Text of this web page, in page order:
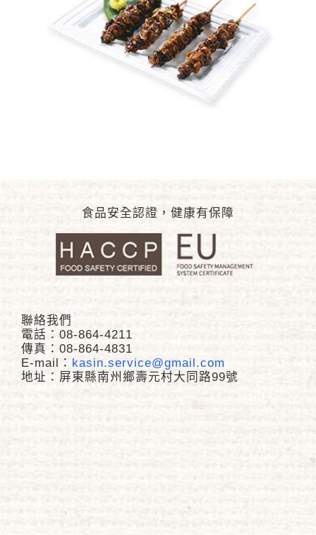
食品安全認證，健康有保障
聯絡我們
電話：08-864-4211
傳真：08-864-4831
E-mail： kasin.service@gmail.com
地址：屏東縣南州鄉壽元村大同路99號